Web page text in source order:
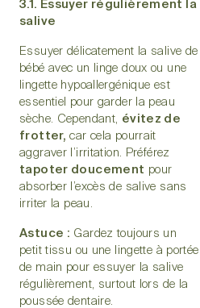
3.1. Essuyer régulièrement la
salive
Essuyer délicatement la salive de
bébé avec un linge doux ou une
lingette hypoallergénique est
essentiel pour garder la peau
sèche. Cependant, évitez de
frotter, car cela pourrait
aggraver l’irritation. Préférez
tapoter doucement pour
absorber l’excès de salive sans
irriter la peau.
Astuce : Gardez toujours un
petit tissu ou une lingette à portée
de main pour essuyer la salive
régulièrement, surtout lors de la
poussée dentaire.